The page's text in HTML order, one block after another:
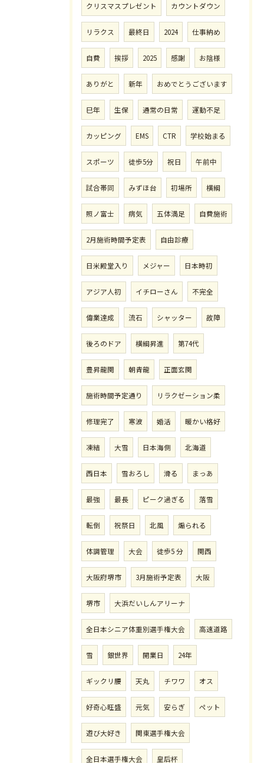
クリスマスプレゼント カウントダウン
リラクス 最終日 2024 仕事納め
自費 挨拶 2025 感謝 お陰様
ありがと 新年 おめでとうございます
巳年 生保 通常の日常 運動不足
カッピング EMS CTR 学校始まる
スポーツ 徒歩5分 祝日 午前中
試合帯同 みずほ台 初場所 横綱
照ノ富士 病気 五体満足 自費施術
2月施術時間予定表 自由診療
日米殿堂入り メジャー 日本時初
アジア人初 イチローさん 不完全
偉業達成 流石 シャッター 故障
後ろのドア 横綱昇進 第74代
豊昇龍関 朝青龍 正面玄関
施術時間予定通り リラクゼーション柔
修理完了 寒波 婚活 暖かい格好
凍結 大雪 日本海側 北海道
西日本 雪おろし 滑る まっあ
最強 最長 ピーク過ぎる 落雪
転倒 祝祭日 北風 煽られる
体調管理 大会 徒歩5 分 関西
大阪府堺市 3月施術予定表 大阪
堺市 大浜だいしんアリーナ
全日本シニア体重別選手権大会 高速道路
雪 銀世界 開業日 24年
ギックリ腰 天丸 チワワ オス
好奇心旺盛 元気 安らぎ ペット
遊び大好き 関東選手権大会
全日本選手権大会 皇后杯